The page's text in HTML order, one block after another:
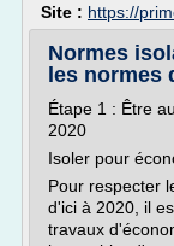
Site : https://
Normes
les normes
Étape 1 : Être
2020
Isoler pour
Pour respecter
d'ici à 2020, il
travaux